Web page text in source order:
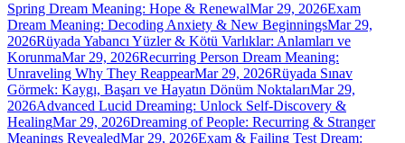
Spring Dream Meaning: Hope & RenewalMar 29, 2026Exam
Dream Meaning: Decoding Anxiety & New BeginningsMar 29,
2026Rüyada Yabancı Yüzler & Kötü Varlıklar: Anlamları ve
KorunmaMar 29, 2026Recurring Person Dream Meaning:
Unraveling Why They ReappearMar 29, 2026Rüyada Sınav
Görmek: Kaygı, Başarı ve Hayatın Dönüm NoktalarıMar 29,
2026Advanced Lucid Dreaming: Unlock Self-Discovery &
HealingMar 29, 2026Dreaming of People: Recurring & Stranger
Meanings RevealedMar 29, 2026Exam & Failing Test Dream: